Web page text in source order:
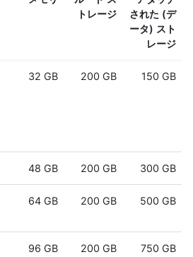
トレージ
された (デ
ータ) スト
レージ
32 GB 200 GB 150 GB
48 GB 200 GB 300 GB
64 GB 200 GB 500 GB
96 GB 200 GB 750 GB